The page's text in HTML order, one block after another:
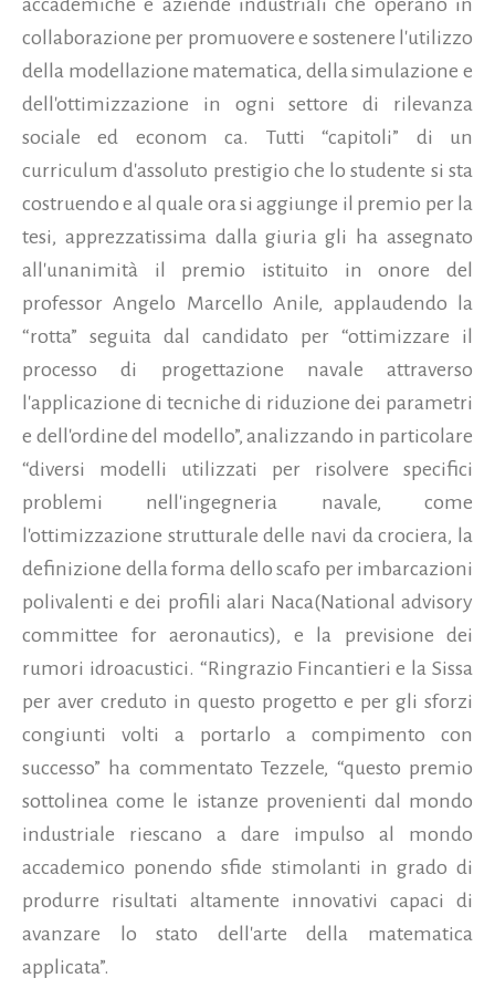
collaborazione per promuovere e sostenere l'utilizzo
della modellazione matematica, della simulazione e
dell'ottimizzazione in ogni settore di rilevanza
sociale ed econom ca. Tutti “capitoli” di un
curriculum d'assoluto prestigio che lo studente si sta
costruendo e al quale ora si aggiunge il premio per la
tesi, apprezzatissima dalla giuria gli ha assegnato
all'unanimità il premio istituito in onore del
professor Angelo Marcello Anile, applaudendo la
“rotta” seguita dal candidato per “ottimizzare il
processo di progettazione navale attraverso
l'applicazione di tecniche di riduzione dei parametri
e dell'ordine del modello”, analizzando in particolare
“diversi modelli utilizzati per risolvere specifici
problemi nell'ingegneria navale, come
l'ottimizzazione strutturale delle navi da crociera, la
definizione della forma dello scafo per imbarcazioni
polivalenti e dei profili alari Naca(National advisory
committee for aeronautics), e la previsione dei
rumori idroacustici. “Ringrazio Fincantieri e la Sissa
per aver creduto in questo progetto e per gli sforzi
congiunti volti a portarlo a compimento con
successo” ha commentato Tezzele, “questo premio
sottolinea come le istanze provenienti dal mondo
industriale riescano a dare impulso al mondo
accademico ponendo sfide stimolanti in grado di
produrre risultati altamente innovativi capaci di
avanzare lo stato dell'arte della matematica
applicata”.